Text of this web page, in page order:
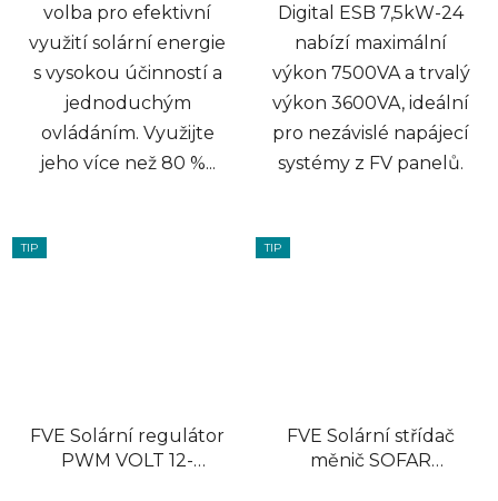
volba pro efektivní
využití solární energie
s vysokou účinností a
jednoduchým
ovládáním. Využijte
jeho více než 80 %...
Digital ESB 7,5kW-24
nabízí maximální
výkon 7500VA a trvalý
výkon 3600VA, ideální
pro nezávislé napájecí
systémy z FV panelů.
TIP
FVE Solární regulátor
PWM VOLT 12-
TIP
FVE Solární střídač
měnič SOFAR